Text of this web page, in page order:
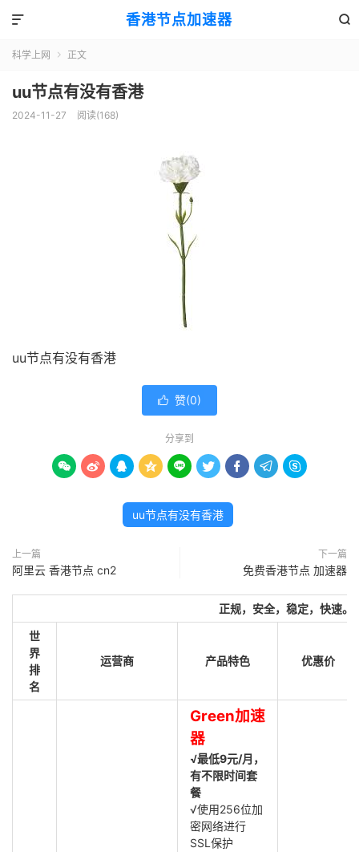
香港节点加速器 

科学上网  正文
uu节点有没有香港
2024-11-27 阅读(168)
uu节点有没有香港
 赞(0)
分享到
        
uu节点有没有香港
上一篇
阿里云 香港节点 cn2
下一篇
免费香港节点 加速器
正规，安全，稳定，快速。
世
界
排
名
运营商 产品特色 优惠价
Green加速
器
√最低9元/月，
有不限时间套
餐
√使用256位加
密网络进行
SSL保护